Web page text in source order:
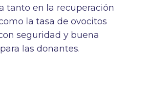
tanto en la recuperación
la tasa de ovocitos
seguridad y buena
las donantes.